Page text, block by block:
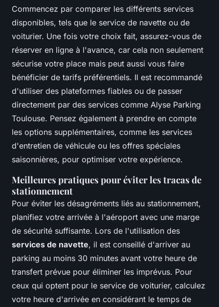
Commencez par comparer les différents services
disponibles, tels que le service de navette ou de
voiturier. Une fois votre choix fait, assurez-vous de
réserver en ligne à l'avance, car cela non seulement
sécurise votre place mais peut aussi vous faire
bénéficier de tarifs préférentiels. Il est recommandé
d'utiliser des plateformes fiables ou de passer
directement par des services comme Alyse Parking
Toulouse. Pensez également à prendre en compte
les options supplémentaires, comme les services
d'entretien de véhicule ou les offres spéciales
saisonnières, pour optimiser votre expérience.
Meilleures pratiques pour éviter les tracas de
stationnement
Pour éviter les désagréments liés au stationnement,
planifiez votre arrivée à l'aéroport avec une marge
de sécurité suffisante. Lors de l'utilisation des
services de navette, il est conseillé d'arriver au
parking au moins 30 minutes avant votre heure de
transfert prévue pour éliminer les imprévus. Pour
ceux qui optent pour le service de voiturier, calculez
votre heure d'arrivée en considérant le temps de